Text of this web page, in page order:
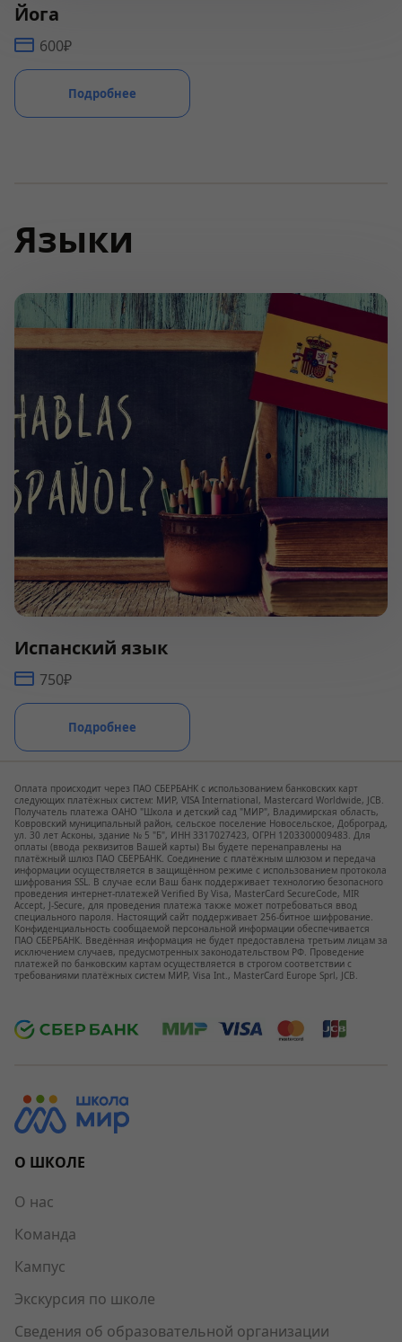
Йога
600₽
Подробнее
Языки
Испанский язык
750₽
Подробнее
Оплата происходит через ПАО СБЕРБАНК с использованием банковских карт
следующих платёжных систем: МИР, VISA International, Mastercard Worldwide, JCB.
Получатель платежа ОАНО "Школа и детский сад "МИР", Владимирская область,
Ковровский муниципальный район, сельское поселение Новосельское, Доброград,
ул. 30 лет Асконы, здание № 5 "Б", ИНН 3317027423, ОГРН 1203300009483. Для
оплаты (ввода реквизитов Вашей карты) Вы будете перенаправлены на
платёжный шлюз ПАО СБЕРБАНК. Соединение с платёжным шлюзом и передача
информации осуществляется в защищённом режиме с использованием протокола
шифрования SSL. В случае если Ваш банк поддерживает технологию безопасного
проведения интернет-платежей Verified By Visa, MasterCard SecureCode, MIR
Accept, J-Secure, для проведения платежа также может потребоваться ввод
специального пароля. Настоящий сайт поддерживает 256-битное шифрование.
Конфиденциальность сообщаемой персональной информации обеспечивается
ПАО СБЕРБАНК. Введённая информация не будет предоставлена третьим лицам за
исключением случаев, предусмотренных законодательством РФ. Проведение
платежей по банковским картам осуществляется в строгом соответствии с
требованиями платёжных систем МИР, Visa Int., MasterCard Europe Sprl, JCB.
О ШКОЛЕ
О нас
Команда
Кампус
Экскурсия по школе
Сведения об образовательной организации